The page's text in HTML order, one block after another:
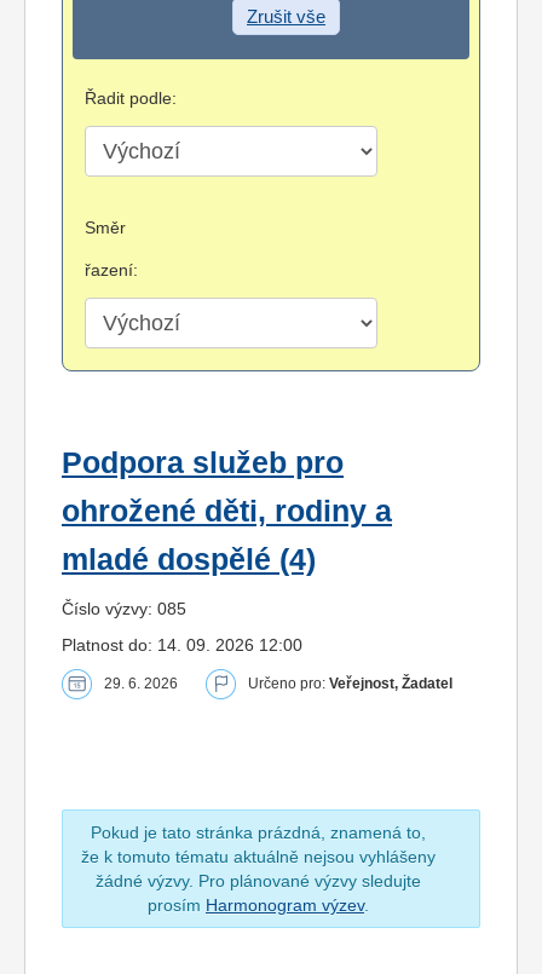
Zrušit vše
Řadit podle:
Směr
řazení:
Podpora služeb pro
ohrožené děti, rodiny a
mladé dospělé (4)
Číslo výzvy: 085
Platnost do: 14. 09. 2026 12:00
29. 6. 2026 Určeno pro: Veřejnost, Žadatel
Pokud je tato stránka prázdná, znamená to,
že k tomuto tématu aktuálně nejsou vyhlášeny
žádné výzvy. Pro plánované výzvy sledujte
prosím Harmonogram výzev.